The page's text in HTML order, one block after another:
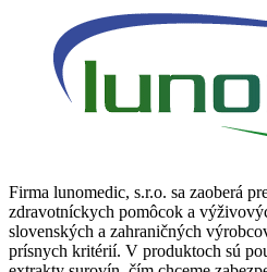
Firma lunomedic, s.r.o. sa zaoberá
zdravotníckych pomôcok a
slovenských a zahraničných
prísnych kritérií. V produktoch sú